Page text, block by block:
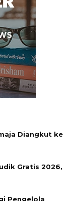
Diangkut ke
Gratis 2026,
Pengelola